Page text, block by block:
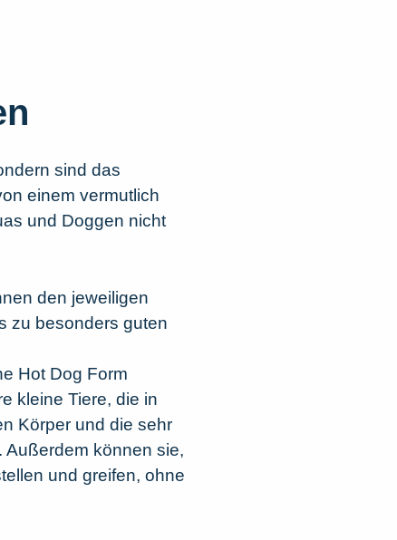
sind das
einem vermutlich
und Doggen nicht
den jeweiligen
zu besonders guten
Hot Dog Form
kleine Tiere, die in
Körper und die sehr
Außerdem können sie,
und greifen, ohne